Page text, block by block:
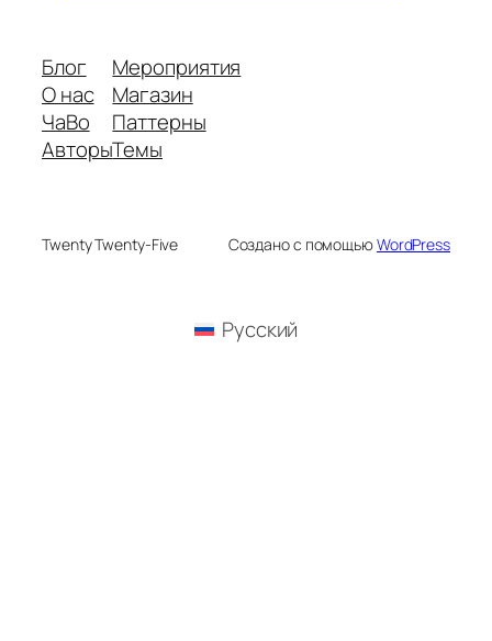
Блог
О нас
ЧаВо
Авторы
Мероприятия
Магазин
Паттерны
Темы
Twenty Twenty-Five Создано с помощьюWordPress
Русский